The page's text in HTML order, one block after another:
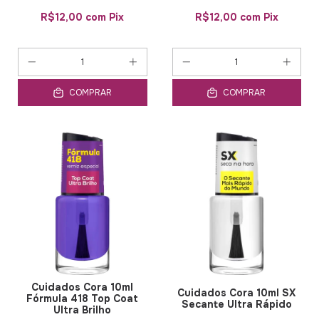
R$12,00 com Pix
COMPRAR
R$12,00 com Pix
COMPRAR
Cuidados Cora 10ml
Fórmula 418 Top Coat
Ultra Brilho
Cuidados Cora 10ml SX
Secante Ultra Rápido